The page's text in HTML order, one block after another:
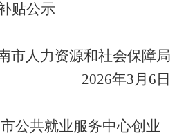
贴公示
市人力资源和社会保障局
2026年3月6日
市公共就业服务中心创业